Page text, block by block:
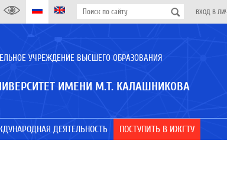
ВХОД В
УЧРЕЖДЕНИЕ ВЫСШЕГО ОБРАЗОВАНИЯ
ИМЕНИ М.Т. КАЛАШНИКОВА
ДЕЯТЕЛЬНОСТЬ ПОСТУПИТЬ В ИЖГТУ